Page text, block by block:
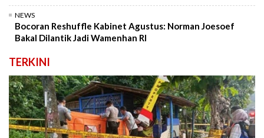
NEWS
Bocoran Reshuffle Kabinet Agustus: Norman Joesoef
Bakal Dilantik Jadi Wamenhan RI
TERKINI